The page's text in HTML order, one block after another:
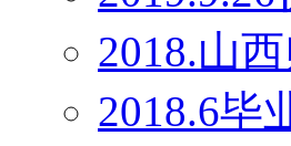
2018.山
2018.6毕